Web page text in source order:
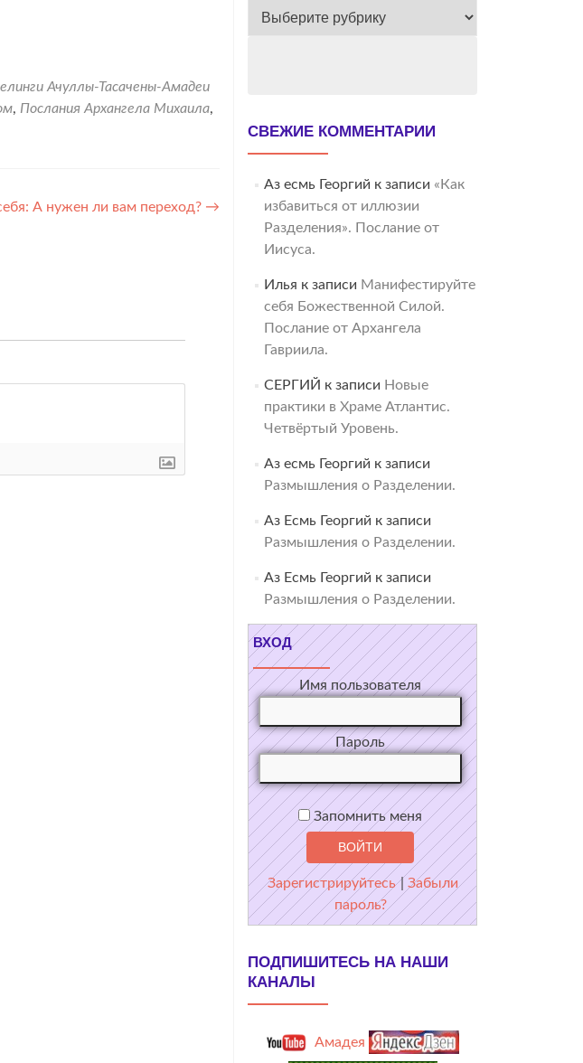
Ачуллы-Тасачены-Амадеи
, Послания Архангела Михаила,
А нужен ли вам переход? →
ВЕСЬ
СВЕЖИЕ КОММЕНТАРИИ
Аз есмь Георгий к записи «Как
избавиться от иллюзии
Разделения». Послание от
Иисуса.
Илья к записи Манифестируйте
себя Божественной Силой.
Послание от Архангела
Гавриила.
СЕРГИЙ к записи Новые
практики в Храме Атлантис.
Четвёртый Уровень.
Аз есмь Георгий к записи
Размышления о Разделении.
Аз Есмь Георгий к записи
Размышления о Разделении.
Аз Есмь Георгий к записи
Размышления о Разделении.
ВХОД
Имя пользователя
Пароль
Запомнить меня
Зарегистрируйтесь | Забыли
пароль?
ПОДПИШИТЕСЬ НА НАШИ
КАНАЛЫ
Амадея